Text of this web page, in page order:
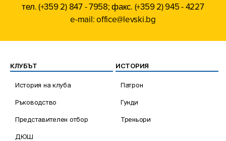
тел. (+359 2) 847 - 7958; факс. (+359 2) 945 - 4227
e-mail: office@levski.bg
КЛУБЪТ
История на клуба
Ръководство
Представителен отбор
ДЮШ
ИСТОРИЯ
Патрон
Гунди
Треньори